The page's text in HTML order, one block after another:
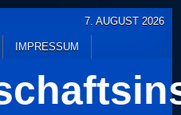
IMPRESSUM
7. AUGUST 2026